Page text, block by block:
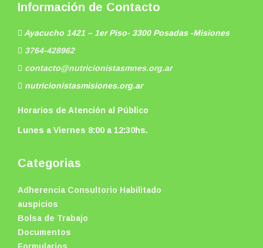
Información de Contacto
Ayacucho 1421 – 1er Piso- 3300 Posadas -Misiones
3764-428962
contacto@nutricionistasmnes.org.ar
nutricionistasmisiones.org.ar
Horarios de Atención al Público
Lunes a Viernes 8:00 a 12:30hs.
Categorias
Adherencia Consultorio Habilitado
auspicios
Bolsa de Trabajo
Documentos